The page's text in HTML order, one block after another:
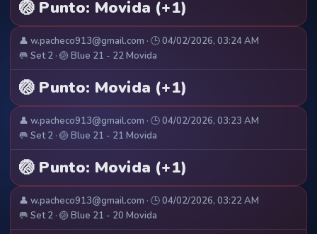
🏐 Punto: Movida (+1)
👤 w.pacheco913@gmail.com · 🕒 04/02/2026, 03:24 AM
🥅 Set 2 · 🏐 Blue 21 - 22 Movida
🏐 Punto: Movida (+1)
👤 w.pacheco913@gmail.com · 🕒 04/02/2026, 03:23 AM
🥅 Set 2 · 🏐 Blue 21 - 21 Movida
🏐 Punto: Movida (+1)
👤 w.pacheco913@gmail.com · 🕒 04/02/2026, 03:22 AM
🥅 Set 2 · 🏐 Blue 21 - 20 Movida